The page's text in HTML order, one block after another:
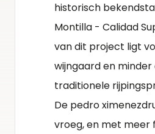
historisch
Montilla - Calidad
van dit project ligt
wijngaard en
traditionele
De pedro
vroeg, en met meer